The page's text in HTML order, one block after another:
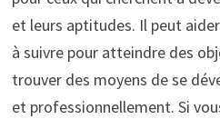
et leurs aptitudes. Il peut
à suivre pour atteindre des
trouver des moyens de se
et professionnellement. Si